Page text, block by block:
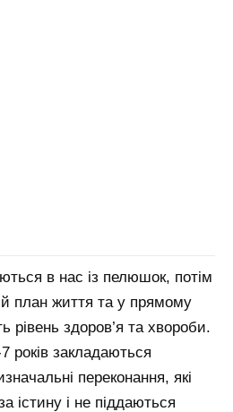
в нас із пелюшок, потім
план життя та у прямому
рівень здоров’я та хвороби.
років закладаються
переконання, які
істину і не піддаються